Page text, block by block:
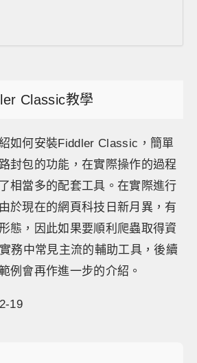
Classic教學
如何安裝Fiddler Classic，簡單
封包的功能，在實際操作的過程
相當多的配套工具。在實際進行
於現在的網頁科技日新月異，有
態，因此如果要順利爬蟲取得資
務中常見主流的輔助工具，後續
例會再作進一步的介紹。
19